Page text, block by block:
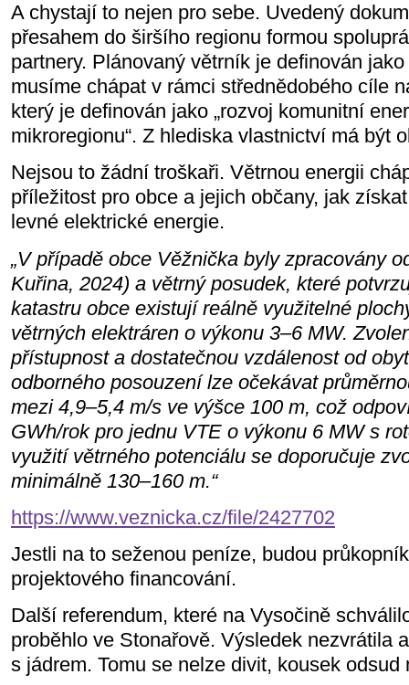
A chystají to nejen pro sebe. Uvedený
přesahem do širšího regionu formou
partnery. Plánovaný větrník je definován jako
musíme chápat v rámci střednědobého cíle
který je definován jako „rozvoj komunitní
mikroregionu“. Z hlediska vlastnictví má být
Nejsou to žádní troškaři. Větrnou energii
příležitost pro obce a jejich občany, jak
levné elektrické energie.
„V případě obce Věžnička byly zpracovány
Kuřina, 2024) a větrný posudek, které
katastru obce existují reálně využitelné
větrných elektráren o výkonu 3–6 MW.
přístupnost a dostatečnou vzdálenost od
odborného posouzení lze očekávat
mezi 4,9–5,4 m/s ve výšce 100 m, což
GWh/rok pro jednu VTE o výkonu 6 MW s
využití větrného potenciálu se doporučuje
minimálně 130–160 m.“
https://www.veznicka.cz/file/2427702
Jestli na to seženou peníze, budou
projektového financování.
Další referendum, které na Vysočině
proběhlo ve Stonařově. Výsledek nezvrátila
s jádrem. Tomu se nelze divit, kousek odsud